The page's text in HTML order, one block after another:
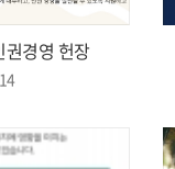
경영 헌장